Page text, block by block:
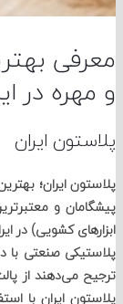
بهترین
در ایران
ایران
ایران؛ بهترین
و معتبرترین
کشویی) در ایران
صنعتی با دوام
می‌دهند از پالت‌های